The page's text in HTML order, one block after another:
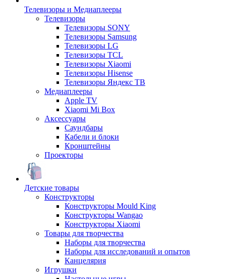
Телевизоры и Медиаплееры
Телевизоры
Телевизоры SONY
Телевизоры Samsung
Телевизоры LG
Телевизоры TCL
Телевизоры Xiaomi
Телевизоры Hisense
Телевизоры Яндекс ТВ
Медиаплееры
Apple TV
Xiaomi Mi Box
Аксессуары
Саундбары
Кабели и блоки
Кронштейны
Проекторы
Детские товары
Конструкторы
Конструкторы Mould King
Конструкторы Wangao
Конструкторы Xiaomi
Товары для творчества
Наборы для творчества
Наборы для исследований и опытов
Канцелярия
Игрушки